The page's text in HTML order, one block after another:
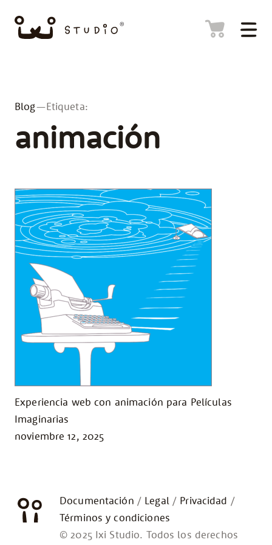
Blog—Etiqueta:
animación
Experiencia web con animación para Películas
Imaginarias
noviembre 12, 2025
Documentación Legal
Privacidad
Términos y condiciones
© 2025 Ixi Studio. Todos los derechos